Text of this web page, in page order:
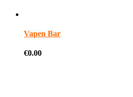
Vapen Bar
€0.00